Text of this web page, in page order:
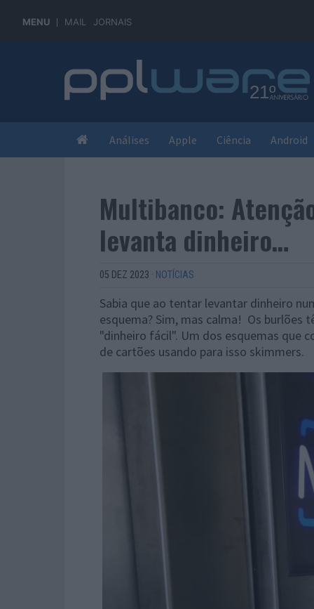
MENU MAIL JORNAIS
Análises Apple Ciência Android
Multibanco:
levanta dinheiro…
05 DEZ 2023 · NOTÍCIAS
Sabia que ao tentar levantar dinheiro
esquema? Sim, mas calma! Os burlões
"dinheiro fácil". Um dos esquemas que
de cartões usando para isso skimmers.